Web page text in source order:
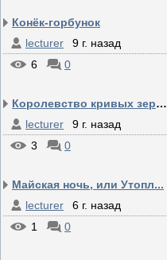
Конёк-горбунок
lecturer
9 г. назад
6
0
Королевство кривых зеркал
lecturer
9 г. назад
3
0
Майская ночь, или Утопл...
lecturer
6 г. назад
1
0